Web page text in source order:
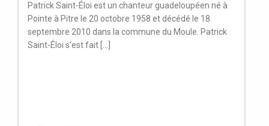
Patrick Saint-Éloi est un chanteur guadeloupéen né à
Pointe à Pitre le 20 octobre 1958 et décédé le 18
septembre 2010 dans la commune du Moule. Patrick
Saint-Éloi s’est fait [...]